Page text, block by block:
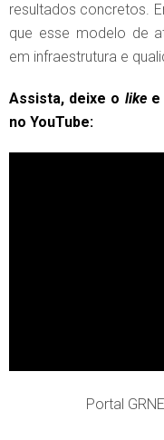
resultados concretos.
que esse modelo de
em infraestrutura e
Assista, deixe o likee
no YouTube:
Portal